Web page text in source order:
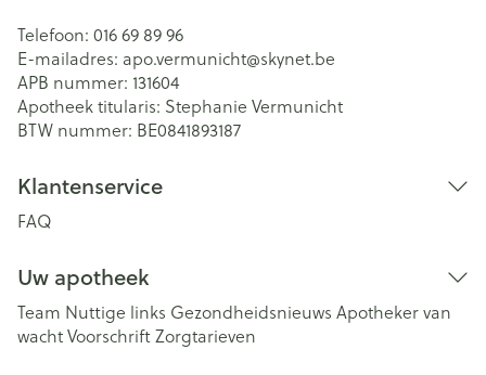
Telefoon: 016 69 89 96
E-mailadres: apo.vermunicht@skynet.be
APB nummer: 131604
Apotheek titularis: Stephanie Vermunicht
BTW nummer: BE0841893187
Klantenservice
FAQ
Uw apotheek
Team Nuttige links Gezondheidsnieuws Apotheker van
wachtVoorschriftZorgtarieven